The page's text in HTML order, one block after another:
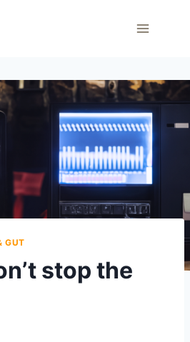
GUT
stop the